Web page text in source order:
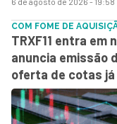
COM FOME DE
TRXF11 entra em
anuncia emissão
oferta de cotas